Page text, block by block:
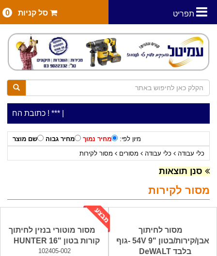
תפריט סל קניות 0
***כתובת החנות: רח' המלאכה 2, ביתן 8 ***כלי עבודה להשכרה בתעריף יומי משתלם ! ***
מיון לפי: מחיר נמוך מחיר גבוה
שם מוצר
כלי עבודה
כלי עבודה מסורים מסור לקירות
סנן תוצאות
מסור לקירות
מסור לחיתוך
אבן/קירות/בטון "9 54V -גוף
בלבד DeWALT
מסור מוטורי בנזין לחיתוך
קורות בטון "16 HUNTER
102405-002